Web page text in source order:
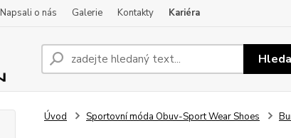
Napsali o nás Galerie Kontakty Kariéra
Úvod Sportovní móda Obuv-Sport Wear Shoes